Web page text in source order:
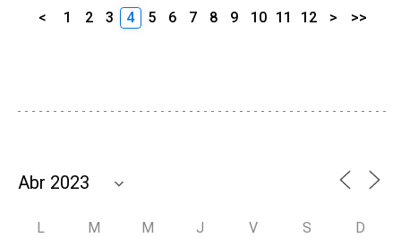
< 1 2 3 4 5 6 7 8 9 10 11 12 > >>
L M M J V S D